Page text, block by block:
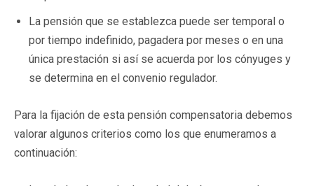
La pensión que se establezca puede ser temporal o
por tiempo indefinido, pagadera por meses o en una
única prestación si así se acuerda por los cónyuges y
se determina en el convenio regulador.
Para la fijación de esta pensión compensatoria debemos
valorar algunos criterios como los que enumeramos a
continuación: